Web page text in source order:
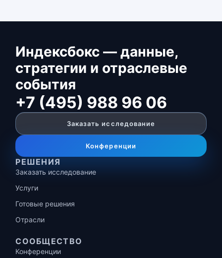
Индексбокс — данные,
стратегии и отраслевые
события
+7 (495) 988 96 06
Заказать исследование
Конференции
РЕШЕНИЯ
Заказать исследование
Услуги
Готовые решения
Отрасли
СООБЩЕСТВО
Конференции